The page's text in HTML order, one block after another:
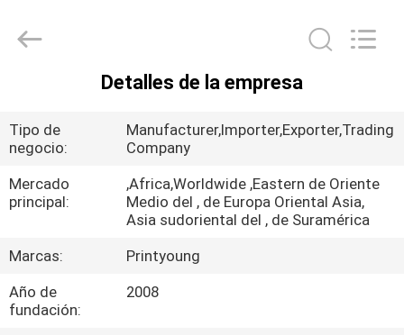
PRODUCTOS
VÍDEOS
SOBRE
NOSOTROS
Printyoung
International
Detalles de la empresa
Tipo de
negocio:
Manufacturer,Importer,Exporter,Trading
Company
Mercado
principal:
,Africa,Worldwide ,Eastern de Oriente
Medio del , de Europa Oriental Asia,
Asia sudoriental del , de Suramérica
Marcas:
Printyoung
Año de
fundación:
2008